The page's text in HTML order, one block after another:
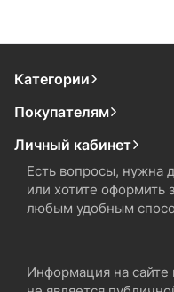
Категории
Покупателям
Личный кабинет
Есть вопросы, нужна
или хотите оформить
любым удобным
Информация на сайте